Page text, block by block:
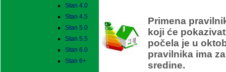
Stan 4.0
Stan 4.5
Stan 5.0
Stan 5.5
Stan 6.0
Stan 6+
Primena
koji će
počela je u
pravilnika ima
sredine.